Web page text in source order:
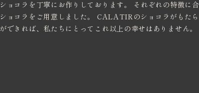
ョコラを丁寧にお作りしております。 それぞれの特徴に合
ョコラをご用意しました。 CALATIRのショコラがもたら
きれば、私たちにとってこれ以上の幸せはありません。